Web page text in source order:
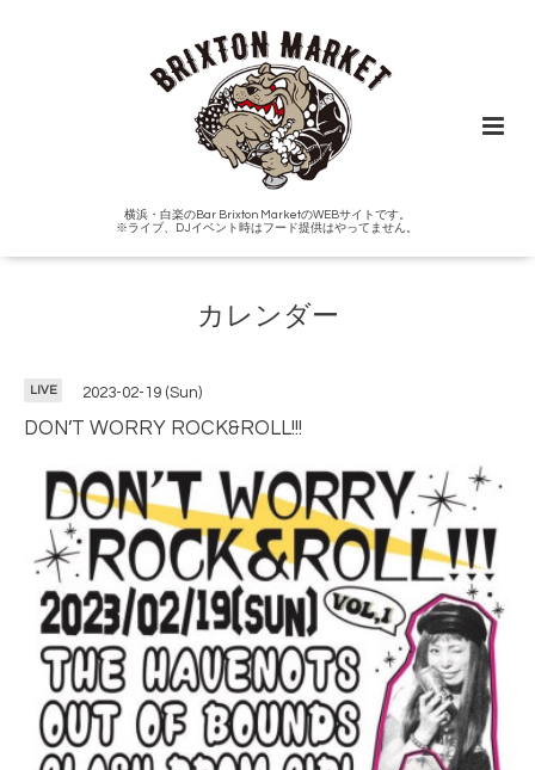
横浜・白楽のBar Brixton MarketのWEBサイトです。
※ライブ、DJイベント時はフード提供はやってません。
カレンダー
LIVE 2023-02-19 (Sun)
DON’T WORRY ROCK&ROLL!!!